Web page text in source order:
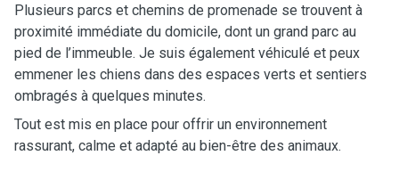
Plusieurs parcs et chemins de promenade se trouvent à
proximité immédiate du domicile, dont un grand parc au
pied de l’immeuble. Je suis également véhiculé et peux
emmener les chiens dans des espaces verts et sentiers
ombragés à quelques minutes.
Tout est mis en place pour offrir un environnement
rassurant, calme et adapté au bien-être des animaux.